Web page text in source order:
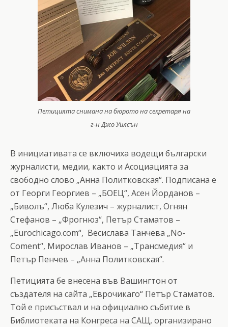
Петицията снимана на бюрото на секретаря на
г-н Джо Уилсън
В инициативата се включиха водещи български
журналисти, медии, както и Асоциацията за
свободно слово „Анна Политковская“. Подписана е
от Георги Георгиев – „БОЕЦ“, Асен Йорданов –
„Биволъ“, Люба Кулезич – журналист, Огнян
Стефанов – „Фрогнюз“, Петър Стаматов –
„Eurochicago.cоm“, Весислава Танчева „No-
Coment“, Мирослав Иванов – „Трансмедия“ и
Петър Пенчев – „Анна Политковская“.
Петицията бе внесена във Вашингтон от
създателя на сайта „Еврочикаго“ Петър Стаматов.
Той е присъствал и на официално събитие в
Библиотеката на Конгреса на САЩ, организирано